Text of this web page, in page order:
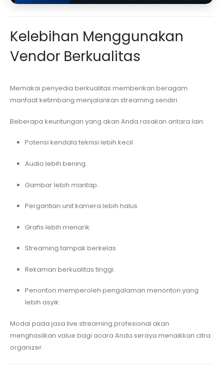
Kelebihan Menggunakan
Vendor Berkualitas
Memakai penyedia berkualitas memberikan beragam
manfaat ketimbang menjalankan streaming sendiri.
Beberapa keuntungan yang akan Anda rasakan antara lain:
Potensi kendala teknisi lebih kecil.
Audio lebih bening.
Gambar lebih mantap.
Pergantian unit kamera lebih halus.
Grafis lebih menarik.
Streaming tampak berkelas.
Rekaman berkualitas tinggi.
Penonton memperoleh pengalaman menonton yang
lebih asyik.
Modal pada jasa live streaming profesional akan
menghasilkan value bagi acara Anda seraya menaikkan citra
organizer.